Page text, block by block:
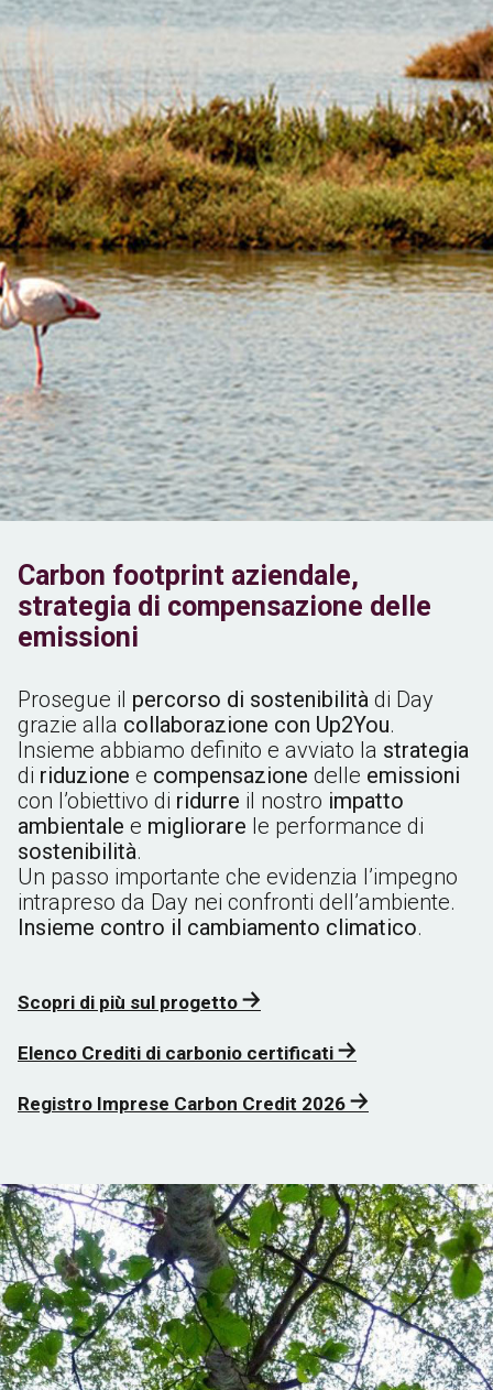
Carbon footprint aziendale,
strategia di compensazione delle
emissioni
Prosegue il percorso di sostenibilità di Day
grazie alla collaborazione con Up2You.
Insieme abbiamo definito e avviato la strategia
di riduzione e compensazione delle emissioni
con l’obiettivo di ridurre il nostro impatto
ambientale e migliorare le performance di
sostenibilità.
Un passo importante che evidenzia l’impegno
intrapreso da Day nei confronti dell’ambiente.
Insieme contro il cambiamento climatico.
Scopri di più sul progetto
Elenco Crediti di carbonio certificati
Registro Imprese Carbon Credit 2026